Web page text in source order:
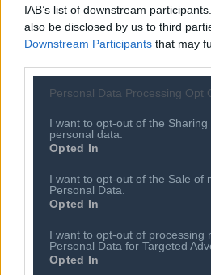
IAB’s list of downstream
also be disclosed by us to third
Downstream Participants that may
Personal Data Processing Opt
I want to opt-out of the Sharing
personal data.
Opted In
I want to opt-out of the Sale of
Personal Data.
Opted In
I want to opt-out of processing
Personal Data for Targeted
Opted In
Κανονισμός Διαιτησίας
Ιστορικό
Επιτροπές & Ομάδες
Εργασίας
Προκηρύξεις -
Διαβουλεύσεις
Ευκαιρίες Καριέρας
Ο ΣΕΠΕ είναι Μέλος
Διεθνών Οργανισμών